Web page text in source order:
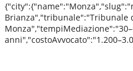
Brianza","tribunale":"Tribunale